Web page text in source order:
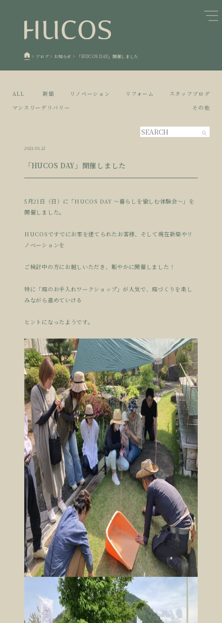
日本森林と循環
欧州住宅の文化と日本の現在地
廃棄物について知る
5 空き家とリノベーション
1 蓄熱するパッシブデザイン
2 自然素材の温もりと快適性を実現
活かすリノベーション
> ブログ> お知らせ > 「HUCOS DAY」開催しました
ALL 新築 リノベーション リフォーム
スタッフブログ
マンスリーデリバリー
その他
2023.05.22
「HUCOS DAY」開催しました
5月21日（日）に「HUCOS DAY 〜暮らしを愉しむ体験会〜」を
開催しました。
HUCOSですでにお家を建てられたお客様、そして現在新築やリ
ノベーションを
ご検討中の方にお越しいただき、賑やかに開催しました！
特に「庭のお手入れワークショップ」が人気で、庭づくりを楽し
みながら進めていける
ヒントになったようです。